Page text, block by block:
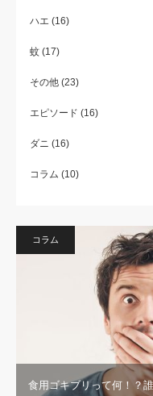
ハエ (16)
蚊 (17)
その他 (23)
エピソード (16)
ダニ (16)
コラム (10)
コラム
食用ゴキブリって何！？